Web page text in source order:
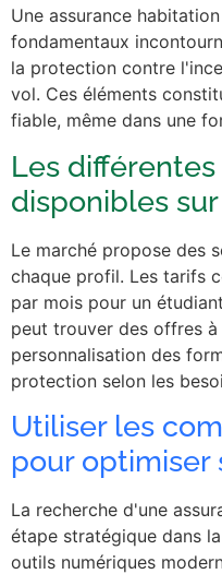
Une assurance
fondamentaux
la protection contre
vol. Ces éléments
fiable, même dans une
Les
disponibles
Le marché propose des
chaque profil. Les tarifs
par mois pour un
peut trouver des offres à
personnalisation des
protection selon les
Utiliser les
pour optimiser
La recherche d'une
étape stratégique dans
outils numériques